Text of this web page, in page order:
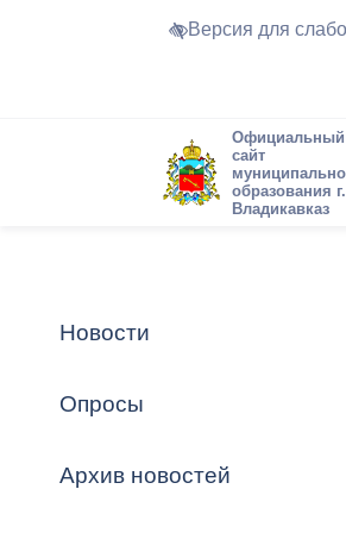
Версия для
Официальный
сайт
образования г.
Владикавказ
Новости
Опросы
Архив новостей